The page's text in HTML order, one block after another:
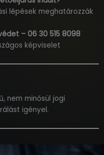
lépések meghatározzák
– 06 30 515 8098
képviselet
nem minősül jogi
igényel.